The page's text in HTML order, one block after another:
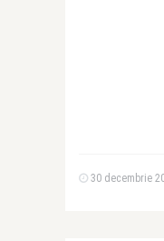
30 decembrie